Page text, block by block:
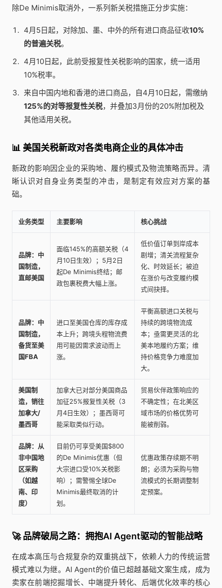
除De Minimis取消外，一系列新关税措施正分步实施：
4月5日起，对除加、墨、中外的所有进口商品征收10%
的普遍关税。
4月10日起，此前受报复性关税影响的国家，统一适用
10%税率。
来自中国内地和香港的进口商品，自4月10日起，需缴纳
125%的对等报复性关税，并叠加3月份的20%附加税及
其他适用关税。
📊 美国关税新政对各类电商企业的具体冲击
新政的影响因企业的采购地、履约模式及物流策略而异。清
晰认识对自身业务类型的冲击，是制定有效应对方案的基
础。
业务类型 主要影响 核心挑战
品牌：中
国制造，
直邮美国
面临145%的高额关税（4
月10日生效）；5月2日
起De Minimis终结；邮
政包裹税费大幅上涨。
低价值订单到岸成本
剧增；清关流程复杂
化、时效延长；被迫
在涨价与改变履约模
式间抉择。
品牌：中
国制造，
备货至美
国FBA
进口至美国仓库的库存成
本上升；跨境头程物流费
用可能因需求波动而上
涨。
平衡高额进口关税与
持续的跨境物流成
本；亟需更灵活的北
美本地履约方案；维
持价格竞争力难度加
大。
美国制
造，销往
加拿大/
墨西哥
加拿大已对部分美国商品
加征25%报复性关税（3
月4日生效）；墨西哥可
能采取类似行动。
贸易伙伴政策响应的
不确定性；在北美区
域市场的价格优势可
能被削弱。
品牌：从
非中国地
区采购
（如越
南、印
度）
目前仍可享受美国$800
的De Minimis优惠（但
大宗进口受10%关税影
响）；需警惕全球De
Minimis最终取消的计
划。
优惠政策存续期不明
朗；必须为采购与物
流模式的长期调整制
定预案。
🚀 品牌破局之路：拥抱AI Agent驱动的智能战略
在成本高压与合规复杂的双重挑战下，依赖人力的传统运营
模式难以为继。AI Agent的价值已超越基础文案生成，成为
卖家在前端挖掘增长、中端提升转化、后端优化效率的核心